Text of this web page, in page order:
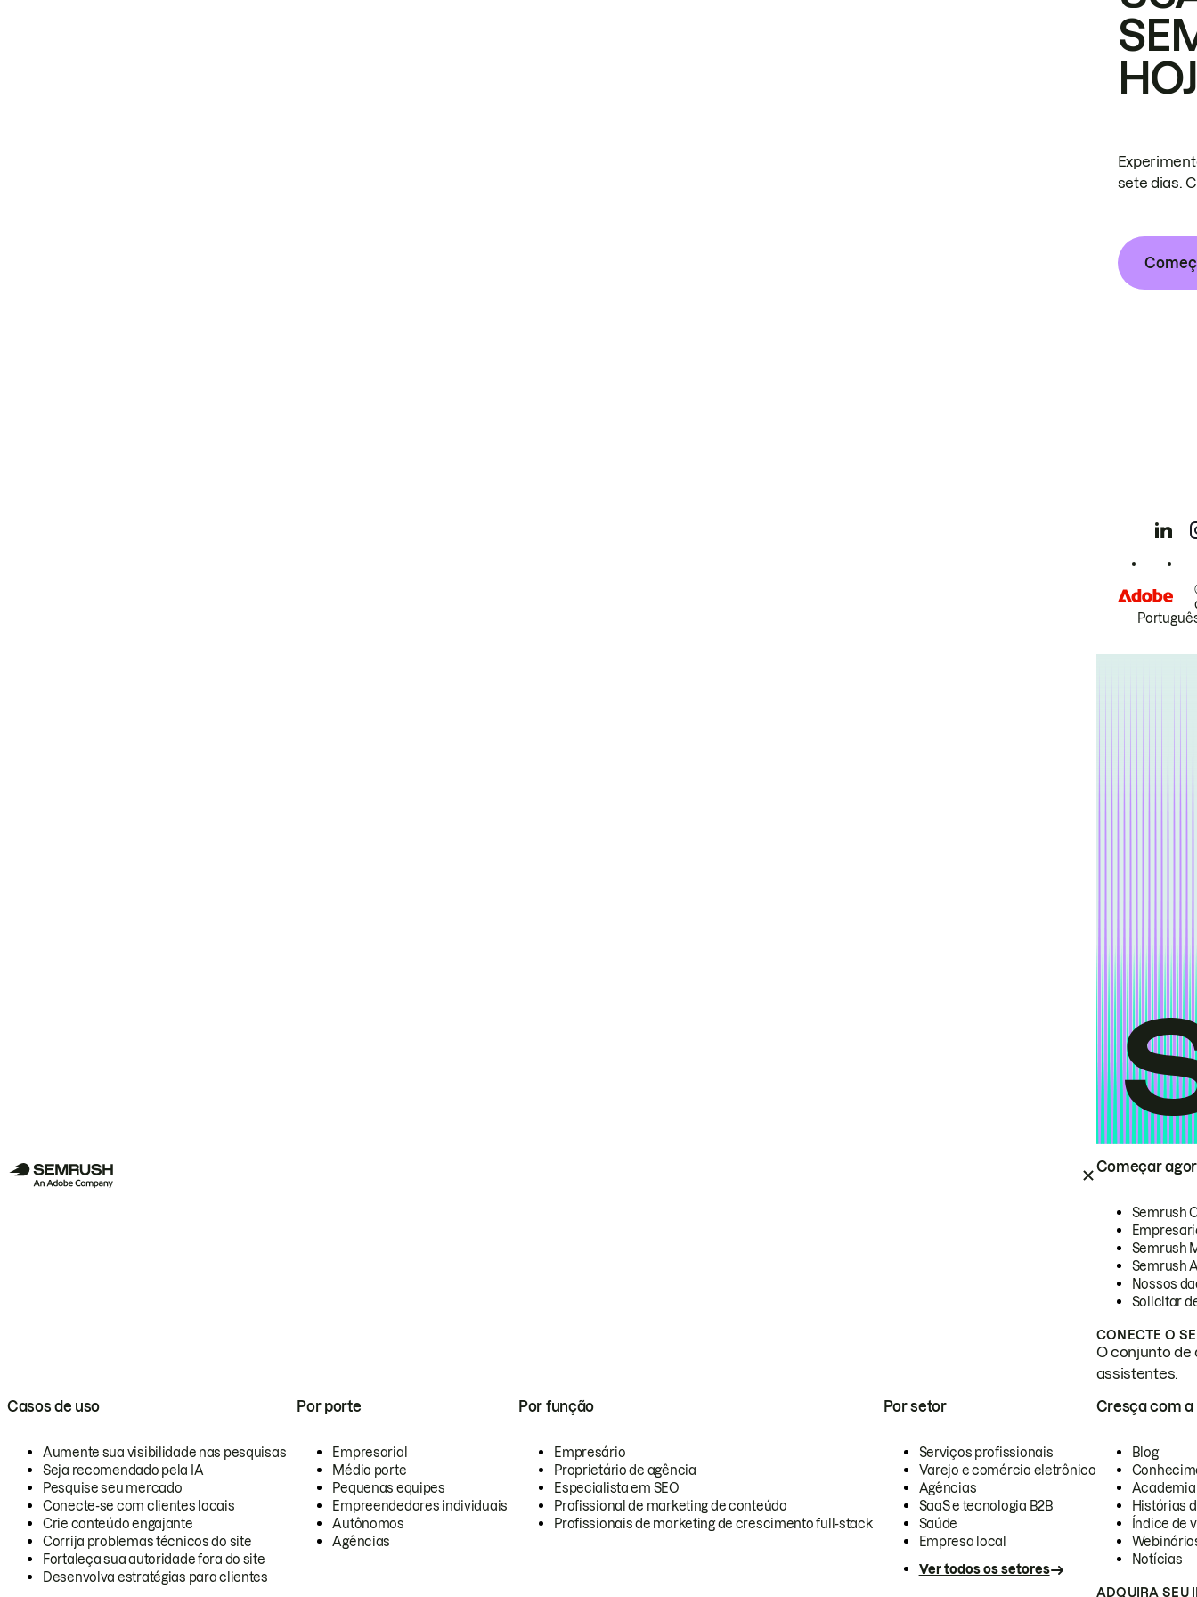
Começar
Semrush
Semrush
Semrush
Nossos
Solicitar
CONECTE O
O conjunto de
assistentes.
Casos de uso
Aumente sua visibilidade nas pesquisas
Seja recomendado pela IA
Pesquise seu mercado
Conecte-se com clientes locais
Crie conteúdo engajante
Corrija problemas técnicos do site
Fortaleça sua autoridade fora do site
Desenvolva estratégias para clientes
Por porte
Empresarial
Médio porte
Pequenas equipes
Empreendedores individuais
Autônomos
Agências
Por função
Empresário
Proprietário de agência
Especialista em SEO
Profissional de marketing de conteúdo
Profissionais de marketing de crescimento full-stack
Por setor
Serviços profissionais
Varejo e comércio eletrônico
Agências
SaaS e tecnologia B2B
Saúde
Empresa local
Ver todos os setores
Cresça com a
Blog
Academia
Histórias
Índice de
Notícias
ADQUIRA SEU
sete dias.